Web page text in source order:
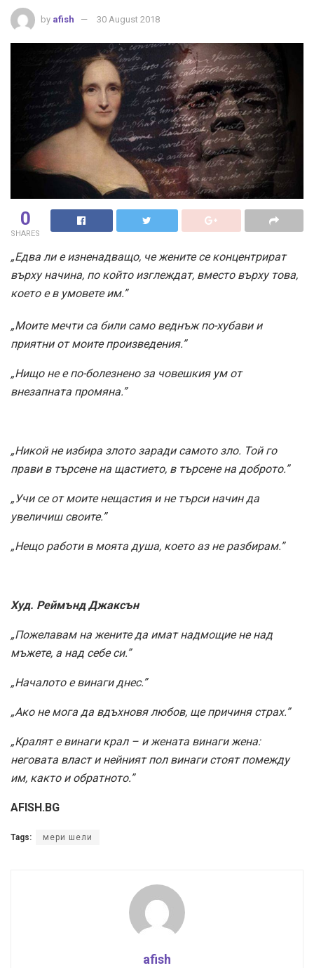
by afish 30 August 2018
0
SHARES
„Едва ли е изненадващо, че жените се концентрират
върху начина, по който изглеждат, вместо върху това,
което е в умовете им.”
„Моите мечти са били само веднъж по-хубави и
приятни от моите произведения.”
„Нищо не е по-болезнено за човешкия ум от
внезапната промяна.”
„Никой не избира злото заради самото зло. Той го
прави в търсене на щастието, в търсене на доброто.”
„Учи се от моите нещастия и не търси начин да
увеличиш своите.”
„Нещо работи в моята душа, което аз не разбирам.”
Худ. Реймънд Джаксън
„Пожелавам на жените да имат надмощие не над
мъжете, а над себе си.”
„Началото е винаги днес.”
„Ако не мога да вдъхновя любов, ще причиня страх.”
„Кралят е винаги крал – и жената винаги жена:
неговата власт и нейният пол винаги стоят помежду
им, както и обратното.”
AFISH.BG
Tags: мери шели
afish